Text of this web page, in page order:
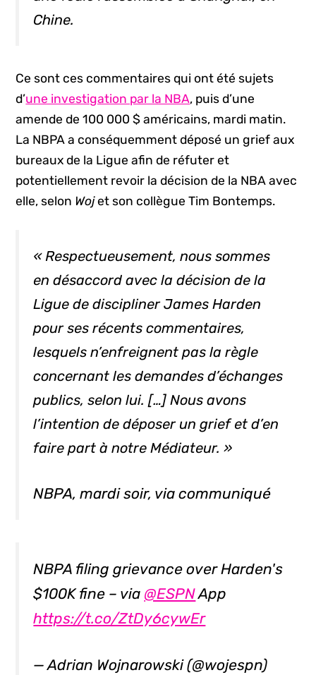
Chine.
Ce sont ces commentaires qui ont été sujets
d’une investigation par la NBA, puis d’une
amende de 100 000 $ américains, mardi matin.
La NBPA a conséquemment déposé un grief aux
bureaux de la Ligue afin de réfuter et
potentiellement revoir la décision de la NBA avec
elle, selon Wojet son collègue Tim Bontemps.
« Respectueusement, nous sommes
en désaccord avec la décision de la
Ligue de discipliner James Harden
pour ses récents commentaires,
lesquels n’enfreignent pas la règle
concernant les demandes d’échanges
publics, selon lui. […] Nous avons
l’intention de déposer un grief et d’en
faire part à notre Médiateur. »
NBPA, mardi soir, via communiqué
NBPA filing grievance over Harden's
$100K fine – via @ESPNApp
https://t.co/ZtDy6cywEr
— Adrian Wojnarowski (@wojespn)